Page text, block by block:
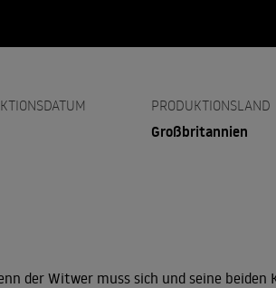
PRODUKTIONSLAND
Großbritannien
der Witwer muss sich und seine beiden